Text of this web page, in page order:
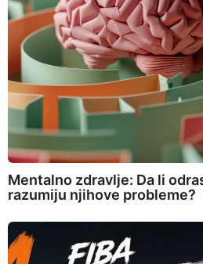
Mentalno zdravlje: Da li
razumiju njihove probleme?